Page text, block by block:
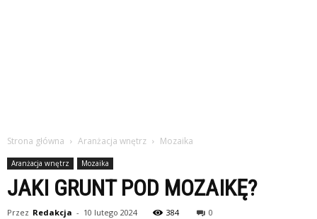
Strona główna Aranżacja wnętrz Mozaika
Aranżacja wnętrz Mozaika
JAKI GRUNT POD MOZAIKĘ?
Przez Redakcja - 10 lutego 2024 384 0